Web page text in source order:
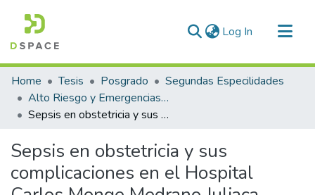
Log In (current)
Communities & Collections
All of DSpace
Statistics
Home Tesis Posgrado
Segundas Especilidades
Alto Riesgo y Emergencias Obstétricas
Sepsis en obstetricia y sus complicaciones en el Hospital Carlos Monge Medrano Juliaca - 2023
Sepsis en obstetricia y sus
complicaciones en el Hospital